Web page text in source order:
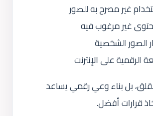
غير مصرح به للصور
غير مرغوب فيه
الصور الشخصية
الرقمية على الإنترنت
بل بناء وعي رقمي يساعد
قرارات أفضل.